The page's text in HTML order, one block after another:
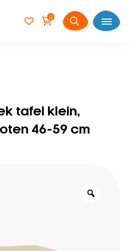
0
Zoeken
Open
tafel klein,
46-59 cm